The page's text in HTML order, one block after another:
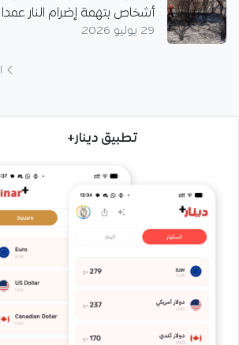
أشخاص بتهمة إضرام النار عمدا
29 يوليو 2026
تطبيق دينار+